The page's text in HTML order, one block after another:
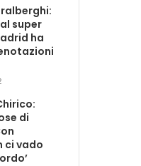
super
ha
di
ci vado